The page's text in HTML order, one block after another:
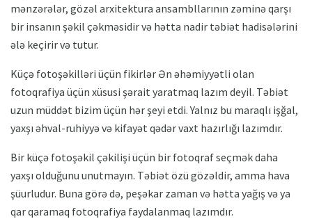
mənzərələr, gözəl arxitektura ansambllarının zəminə qarşı
bir insanın şəkil çəkməsidir və hətta nadir təbiət hadisələrini
ələ keçirir və tutur.
Küçə fotoşəkilləri üçün fikirlər Ən əhəmiyyətli olan
fotoqrafiya üçün xüsusi şərait yaratmaq lazım deyil. Təbiət
uzun müddət bizim üçün hər şeyi etdi. Yalnız bu maraqlı işğal,
yaxşı əhval-ruhiyyə və kifayət qədər vaxt hazırlığı lazımdır.
Bir küçə fotoşəkil çəkilişi üçün bir fotoqraf seçmək daha
yaxşı olduğunu unutmayın. Təbiət özü gözəldir, amma hava
şüurludur. Buna görə də, peşəkar zaman və hətta yağış və ya
qar qaramaq fotoqrafiya faydalanmaq lazımdır.